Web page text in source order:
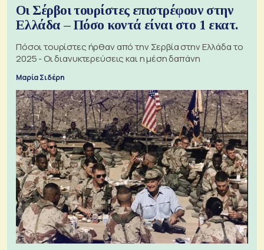
Οι Σέρβοι τουρίστες επιστρέφουν στην
Ελλάδα – Πόσο κοντά είναι στο 1 εκατ.
Πόσοι τουρίστες ήρθαν από την Σερβία στην Ελλάδα το
2025 - Οι διανυκτερεύσεις και η μέση δαπάνη
Μαρία Σιδέρη